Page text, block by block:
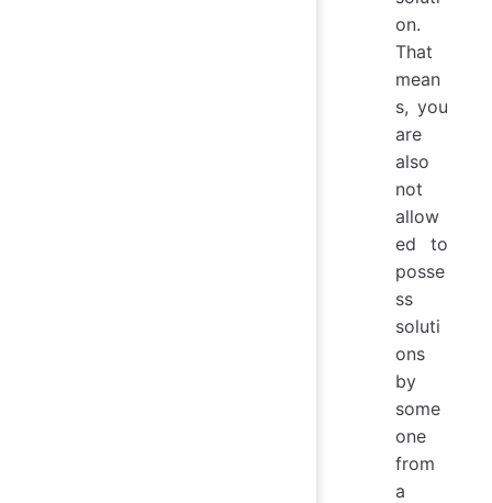
on.
That
mean
s, you
are
also
not
allow
ed to
posse
ss
soluti
ons
by
some
one
from
a